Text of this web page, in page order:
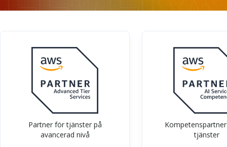
Partner för tjänster på
avancerad nivå
tjänster